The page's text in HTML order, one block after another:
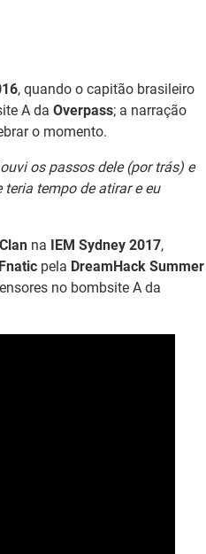
, quando o capitão brasileiro
A da Overpass; a narração
o momento.
os passos dele (por trás) e
tempo de atirar e eu
na IEM Sydney 2017,
Fnatic pela DreamHack Summer
no bombsite A da